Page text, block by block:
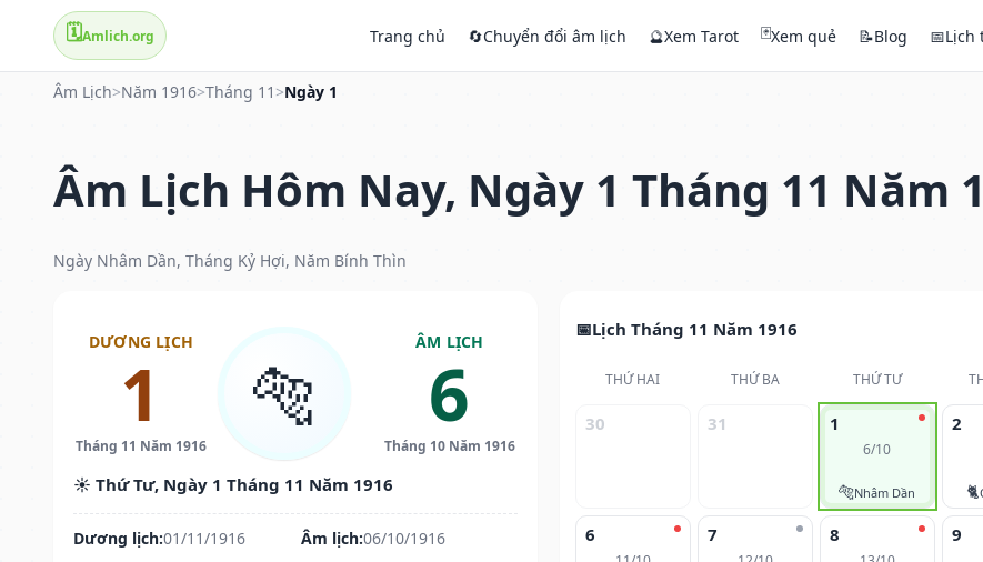
🗓️Amlich.org Trang chủ 🔄Chuyển đổi âm lịch 🔮Xem Tarot 🃏Xem quẻ 📝Blog 📅Lịch
Âm Lịch>Năm 1916>Tháng 11 >Ngày 1
Âm Lịch Hôm Nay, Ngày 1 Tháng 11 Năm
Ngày Nhâm Dần, Tháng Kỷ Hợi, Năm Bính Thìn
DƯƠNG LỊCH
1
Tháng 11 Năm 1916
🐅
ÂM LỊCH
6
Tháng 10 Năm 1916
☀️ Thứ Tư, Ngày 1 Tháng 11 Năm 1916
Dương lịch:01/11/1916 Âm lịch:06/10/1916
Lịch Tháng 11 Năm 1916
THỨ HAI THỨ BA THỨ TƯ
30 31 1
6/10
🐅Nhâm Dần
2
🐈
6 7 8 9